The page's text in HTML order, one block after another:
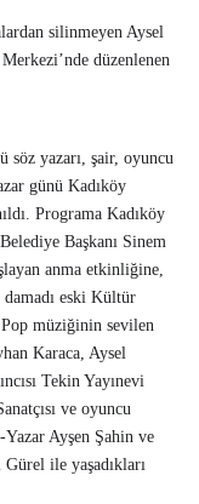
silinmeyen Aysel
düzenlenen
söz yazarı, şair, oyuncu
günü Kadıköy
Programa Kadıköy
Başkanı Sinem
anma etkinliğine,
damadı eski Kültür
müziğinin sevilen
Karaca, Aysel
Tekin Yayınevi
ve oyuncu
Ayşen Şahin ve
ile yaşadıkları